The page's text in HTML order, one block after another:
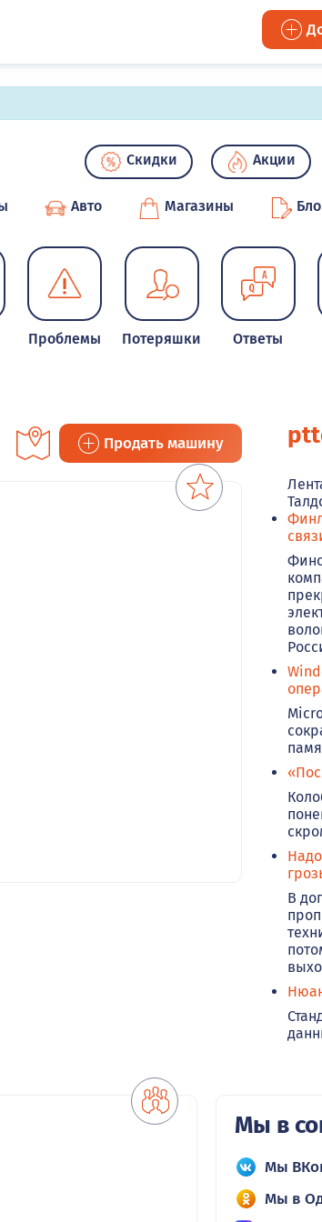
Скидки Акции
Авто Магазины
Проблемы Потеряшки Ответы
Продать машину
В
Мы в
Мы
Мы в